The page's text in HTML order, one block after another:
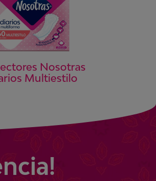
Nosotras
Multiestilo